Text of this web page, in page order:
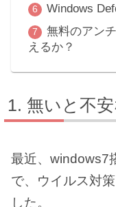
Windows
無料のアン
えるか？
無いと不
最近、windows7
で、ウイルス対
した。